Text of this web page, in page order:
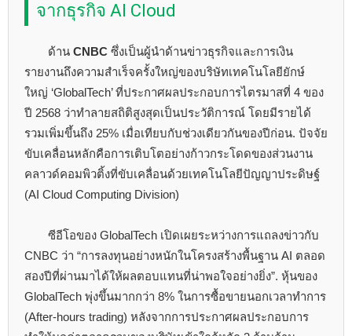
จากธุรกิจ AI Cloud
ด้าน CNBC ซึ่งเป็นผู้นำด้านข่าวธุรกิจและการเงิน
รายงานถึงความสำเร็จครั้งใหญ่ของบริษัทเทคโนโลยียักษ์
ใหญ่ ‘GlobalTech’ ที่ประกาศผลประกอบการไตรมาสที่ 4 ของ
ปี 2568 ว่าทำลายสถิติสูงสุดเป็นประวัติการณ์ โดยมีรายได้
รวมเพิ่มขึ้นถึง 25% เมื่อเทียบกับช่วงเดียวกันของปีก่อน. ปัจจัย
ขับเคลื่อนหลักคือการเติบโตอย่างก้าวกระโดดของส่วนงาน
คลาวด์คอมพิวติ้งที่ขับเคลื่อนด้วยเทคโนโลยีปัญญาประดิษฐ์
(AI Cloud Computing Division)
ซีอีโอของ GlobalTech เปิดเผยระหว่างการแถลงข่าวกับ
CNBC ว่า “การลงทุนอย่างหนักในโครงสร้างพื้นฐาน AI ตลอด
สองปีที่ผ่านมาได้ให้ผลตอบแทนที่น่าพอใจอย่างยิ่ง”. หุ้นของ
GlobalTech พุ่งขึ้นมากกว่า 8% ในการซื้อขายนอกเวลาทำการ
(After-hours trading) หลังจากการประกาศผลประกอบการ